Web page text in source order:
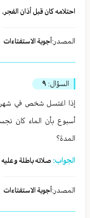
احتلامه كان قبل أذان الفجر.
المصدر:أجوبة الاستفتاءات
السؤال: ٩
إذا اغتسل شخص في شهر
أسبوع بأن الماء كان
المدة؟
الجواب: صلاته باطلة
المصدر:أجوبة الاستفتاءات